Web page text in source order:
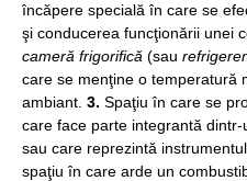
încăpere specială în care se
şi conducerea funcţionării unei
cameră frigorifică (sau
care se menţine o temperatură
ambiant. 3. Spaţiu în care se
care face parte integrantă
sau care reprezintă
spaţiu în care arde un